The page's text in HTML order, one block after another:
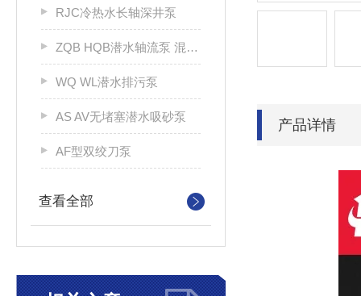
RJC冷热水长轴深井泵
ZQB HQB潜水轴流泵 混流泵
WQ WL潜水排污泵
AS AV无堵塞潜水吸砂泵
AF型双绞刀泵
查看全部
产品详情